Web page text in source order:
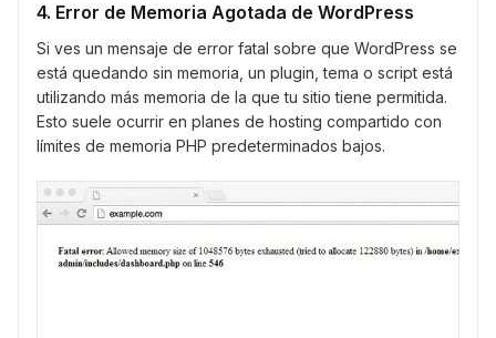
4. Error de Memoria Agotada de WordPress
Si ves un mensaje de error fatal sobre que WordPress se
está quedando sin memoria, un plugin, tema o script está
utilizando más memoria de la que tu sitio tiene permitida.
Esto suele ocurrir en planes de hosting compartido con
límites de memoria PHP predeterminados bajos.